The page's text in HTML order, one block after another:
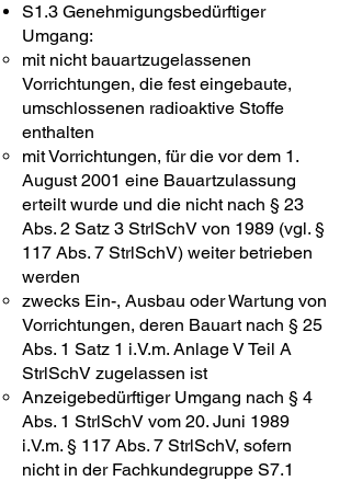
S1.3 Genehmigungsbedürftiger
Umgang:
mit nicht bauartzugelassenen
Vorrichtungen, die fest eingebaute,
umschlossenen radioaktive Stoffe
enthalten
mit Vorrichtungen, für die vor dem 1.
August 2001 eine Bauartzulassung
erteilt wurde und die nicht nach § 23
Abs. 2 Satz 3 StrlSchV von 1989 (vgl. §
117 Abs. 7 StrlSchV) weiter betrieben
werden
zwecks Ein-, Ausbau oder Wartung von
Vorrichtungen, deren Bauart nach § 25
Abs. 1 Satz 1 i.V.m. Anlage V Teil A
StrlSchV zugelassen ist
Anzeigebedürftiger Umgang nach § 4
Abs. 1 StrlSchV vom 20. Juni 1989
i.V.m. § 117 Abs. 7 StrlSchV, sofern
nicht in der Fachkundegruppe S7.1